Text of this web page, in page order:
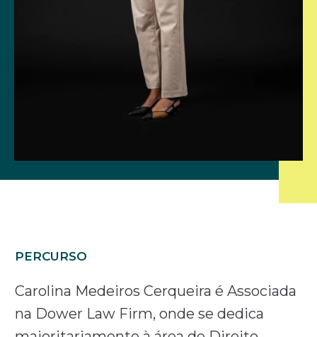
PERCURSO
Carolina Medeiros Cerqueira é Associada
na Dower Law Firm, onde se dedica